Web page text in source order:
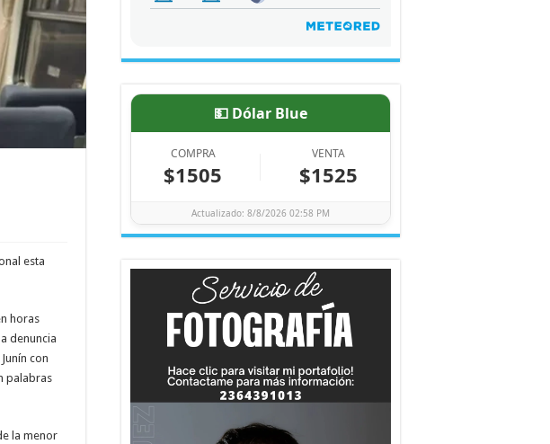
esta
horas
denuncia
con
palabras
la menor
💵 Dólar Blue
COMPRA
$1505
VENTA
$1525
Actualizado: 8/8/2026 02:58 PM